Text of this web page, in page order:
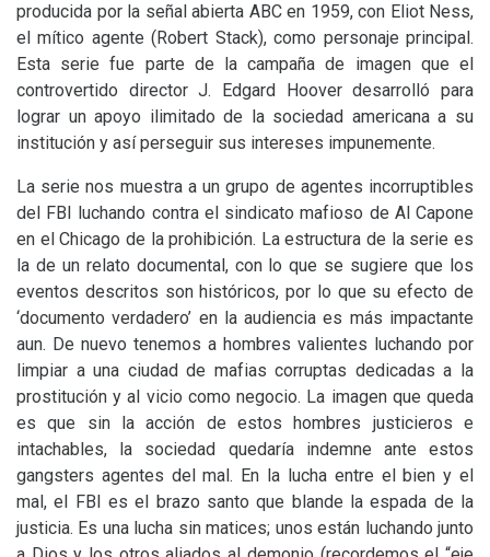
producida por la señal abierta ABCen 1959, con Eliot Ness,
el mítico agente (Robert Stack), como personaje principal.
Esta serie fue parte de la campaña de imagen que el
controvertido director J. Edgard Hoover desarrolló para
lograr un apoyo ilimitado de la sociedad americana a su
institución y así perseguir sus intereses impunemente.
La serie nos muestra a un grupo de agentes incorruptibles
del FBI luchando contra el sindicato mafioso de Al Capone
en el Chicago de la prohibición. La estructura de la serie es
la de un relato documental, con lo que se sugiere que los
eventos descritos son históricos, por lo que su efecto de
‘documento verdadero’ en la audiencia es más impactante
aun. De nuevo tenemos a hombres valientes luchando por
limpiar a una ciudad de mafias corruptas dedicadas a la
prostitución y al vicio como negocio. La imagen que queda
es que sin la acción de estos hombres justicieros e
intachables, la sociedad quedaría indemne ante estos
gangsters agentes del mal. En la lucha entre el bien y el
mal, el FBI es el brazo santo que blande la espada de la
justicia. Es una lucha sin matices; unos están luchando junto